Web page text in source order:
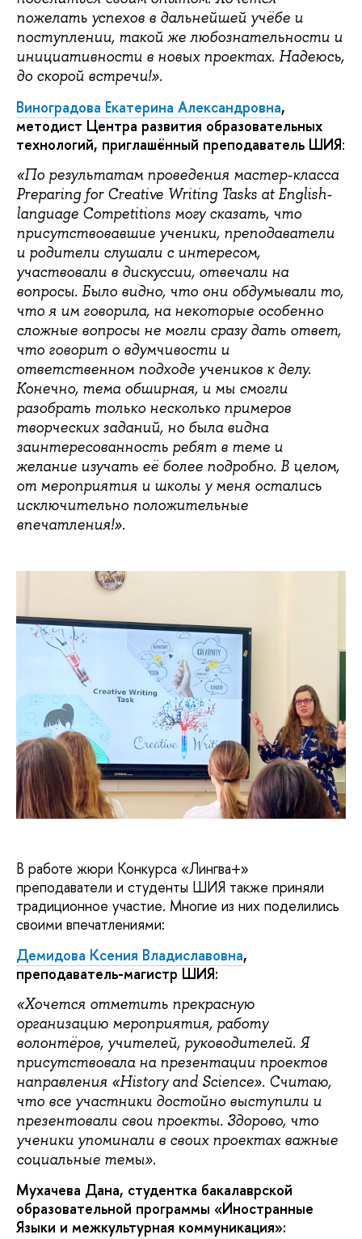
пожелать успехов в дальнейшей учёбе и
поступлении, такой же любознательности и
инициативности в новых проектах. Надеюсь,
до скорой встречи!».
Виноградова Екатерина Александровна,
методист Центра развития образовательных
технологий, приглашённый преподаватель ШИЯ:
«По результатам проведения мастер-класса
Preparing for Creative Writing Tasks at English-
language Competitions могу сказать, что
присутствовавшие ученики, преподаватели
и родители слушали с интересом,
участвовали в дискуссии, отвечали на
вопросы. Было видно, что они обдумывали то,
что я им говорила, на некоторые особенно
сложные вопросы не могли сразу дать ответ,
что говорит о вдумчивости и
ответственном подходе учеников к делу.
Конечно, тема обширная, и мы смогли
разобрать только несколько примеров
творческих заданий, но была видна
заинтересованность ребят в теме и
желание изучать её более подробно. В целом,
от мероприятия и школы у меня остались
исключительно положительные
впечатления!».
В работе жюри Конкурса «Лингва+»
преподаватели и студенты ШИЯ также приняли
традиционное участие. Многие из них поделились
своими впечатлениями:
Демидова Ксения Владиславовна,
преподаватель-магистр ШИЯ:
«Хочется отметить прекрасную
организацию мероприятия, работу
волонтёров, учителей, руководителей. Я
присутствовала на презентации проектов
направления «History and Science». Считаю,
что все участники достойно выступили и
презентовали свои проекты. Здорово, что
ученики упоминали в своих проектах важные
социальные темы».
Мухачева Дана, студентка бакалаврской
образовательной программы «Иностранные
Языки и межкультурная коммуникация»: